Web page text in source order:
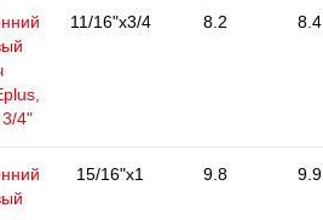
4"
11/16"x3/4 8.2 8.4
15/16"x1 9.8 9.9